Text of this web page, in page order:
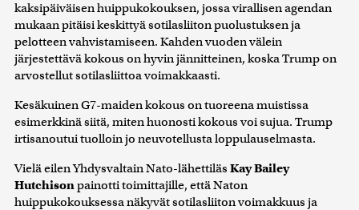
kaksipäiväisen huippukokouksen, jossa virallisen agendan
mukaan pitäisi keskittyä sotilasliiton puolustuksen ja
pelotteen vahvistamiseen. Kahden vuoden välein
järjestettävä kokous on hyvin jännitteinen, koska Trump on
arvostellut sotilasliittoa voimakkaasti.
Kesäkuinen G7-maiden kokous on tuoreena muistissa
esimerkkinä siitä, miten huonosti kokous voi sujua. Trump
irtisanoutui tuolloin jo neuvotellusta loppulauselmasta.
Vielä eilen Yhdysvaltain Nato-lähettiläs Kay Bailey
Hutchisonpainotti toimittajille, että Naton
huippukokouksessa näkyvät sotilasliiton voimakkuus ja